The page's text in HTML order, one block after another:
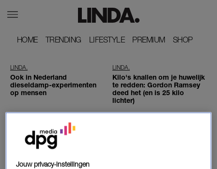
HOME
HOME TRENDING
TRENDING LIFESTYLE
LIFESTYLE PREMIUM
PREMIUM SHOP
SHOP
LINDA.
Ook in Nederland
dieseldamp-experimenten
op mensen
LINDA.
Kilo's knallen om je huwelijk
te redden: Gordon Ramsey
deed het (en is 25 kilo
lichter)
Schelte heeft een hartziekte
en legt in 'DWDD' uit
waarom de donorwet zo
Jouw privacy-instellingen